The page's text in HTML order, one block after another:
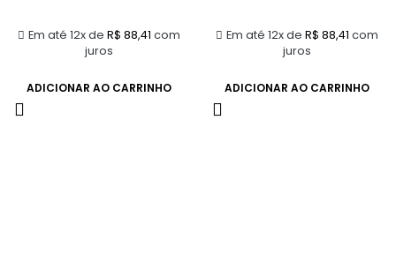
Em até 12x de R$ 88,41 com
juros
ADICIONAR AO CARRINHO
Em até 12x de R$ 88,41 com
juros
ADICIONAR AO CARRINHO